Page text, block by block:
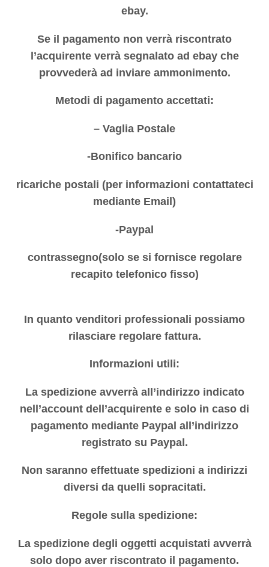
ebay.
Se il pagamento non verrà riscontrato
l’acquirente verrà segnalato ad ebay che
provvederà ad inviare ammonimento.
Metodi di pagamento accettati:
– Vaglia Postale
-Bonifico bancario
ricariche postali (per informazioni contattateci
mediante Email)
-Paypal
contrassegno(solo se si fornisce regolare
recapito telefonico fisso)
In quanto venditori professionali possiamo
rilasciare regolare fattura.
Informazioni utili:
La spedizione avverrà all’indirizzo indicato
nell’account dell’acquirente e solo in caso di
pagamento mediante Paypal all’indirizzo
registrato su Paypal.
Non saranno effettuate spedizioni a indirizzi
diversi da quelli sopracitati.
Regole sulla spedizione:
La spedizione degli oggetti acquistati avverrà
solo dopo aver riscontrato il pagamento.